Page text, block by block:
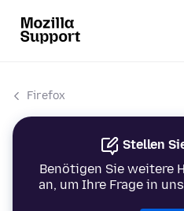
Firefox
Stellen
Benötigen Sie weitere
an, um Ihre Frage in